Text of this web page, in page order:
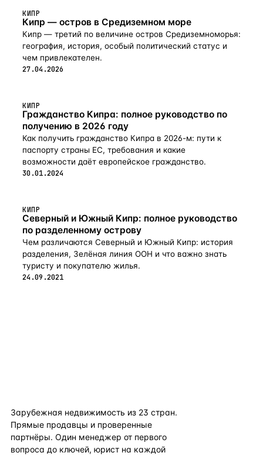
КИПР
Кипр — остров в Средиземном море
Кипр — третий по величине остров Средиземноморья:
география, история, особый политический статус и
чем привлекателен.
27.04.2026
КИПР
Гражданство Кипра: полное руководство по
получению в 2026 году
Как получить гражданство Кипра в 2026-м: пути к
паспорту страны ЕС, требования и какие
возможности даёт европейское гражданство.
30.01.2024
КИПР
Северный и Южный Кипр: полное руководство
по разделенному острову
Чем различаются Северный и Южный Кипр: история
разделения, Зелёная линия ООН и что важно знать
туристу и покупателю жилья.
24.09.2021
Зарубежная недвижимость из 23 стран.
Прямые продавцы и проверенные
партнёры. Один менеджер от первого
вопроса до ключей, юрист на каждой